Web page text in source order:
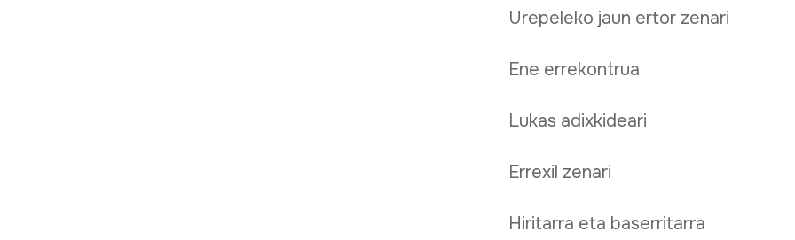
Urepeleko jaun ertor zenari
Ene errekontrua
Lukas adixkideari
Errexil zenari
Hiritarra eta baserritarra